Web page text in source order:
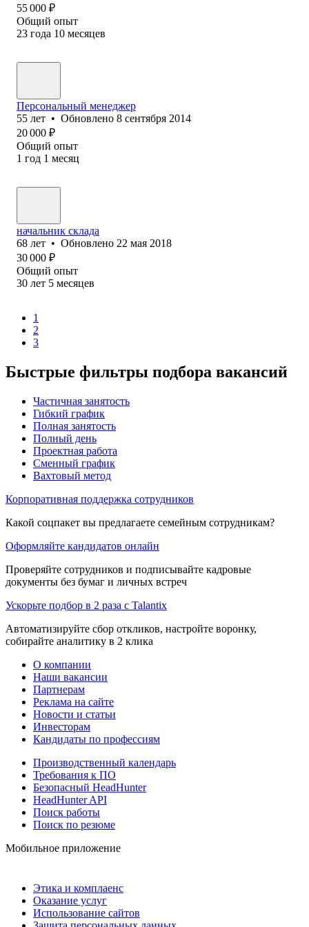
55 000 ₽
Общий опыт
23 года 10 месяцев
Персональный менеджер
55 лет • Обновлено 8 сентября 2014
20 000 ₽
Общий опыт
1 год 1 месяц
начальник склада
68 лет • Обновлено 22 мая 2018
30 000 ₽
Общий опыт
30 лет 5 месяцев
1
2
3
Быстрые фильтры подбора вакансий
Частичная занятость
Гибкий график
Полная занятость
Полный день
Проектная работа
Сменный график
Вахтовый метод
Корпоративная поддержка сотрудников
Какой соцпакет вы предлагаете семейным сотрудникам?
Оформляйте кандидатов онлайн
Проверяйте сотрудников и подписывайте кадровые
документы без бумаг и личных встреч
Ускорьте подбор в 2 раза с Talantix
Автоматизируйте сбор откликов, настройте воронку,
собирайте аналитику в 2 клика
О компании
Наши вакансии
Партнерам
Реклама на сайте
Новости и статьи
Инвесторам
Кандидаты по профессиям
Производственный календарь
Требования к ПО
Безопасный HeadHunter
HeadHunter API
Поиск работы
Поиск по резюме
Мобильное приложение
Этика и комплаенс
Оказание услуг
Использование сайтов